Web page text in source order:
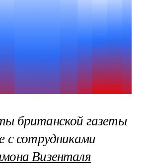
британской газеты
с сотрудниками
Визенталя